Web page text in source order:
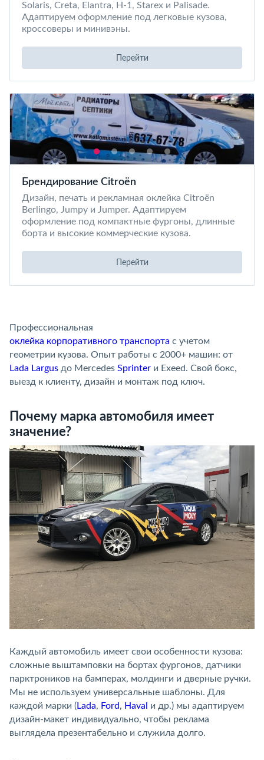
Solaris, Creta, Elantra, H-1, Starex и Palisade.
Адаптируем оформление под легковые кузова,
кроссоверы и минивэны.
Перейти
Брендирование Citroën
Дизайн, печать и рекламная оклейка Citroën
Berlingo, Jumpy и Jumper. Адаптируем
оформление под компактные фургоны, длинные
борта и высокие коммерческие кузова.
Перейти
Профессиональная
оклейка корпоративного транспорта с учетом
геометрии кузова. Опыт работы с 2000+ машин: от
Lada Largus до Mercedes Sprinter и Exeed. Свой бокс,
выезд к клиенту, дизайн и монтаж под ключ.
Почему марка автомобиля имеет
значение?
Каждый автомобиль имеет свои особенности кузова:
сложные выштамповки на бортах фургонов, датчики
парктроников на бамперах, молдинги и дверные ручки.
Мы не используем универсальные шаблоны. Для
каждой марки (Lada, Ford, Haval
и др.) мы адаптируем
дизайн-макет индивидуально, чтобы реклама
выглядела презентабельно и служила долго.